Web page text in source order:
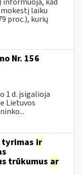
laiku
proc.), kurių
Nr. 156
1 d. įsigalioja
Lietuvos
tyrimas ir
trūkumus ar